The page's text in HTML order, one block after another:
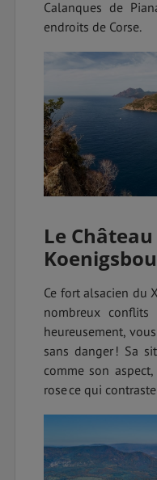
Calanques de
endroits de Corse.
Le
Ce fort alsacien du
nombreux
heureusement,
sans danger ! Sa
comme son
rose ce qui